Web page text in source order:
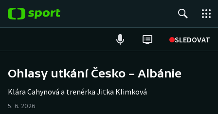
SLEDOVAT
Tenis
Ohlasy utkání Česko – Albánie
Klára Cahynová a trenérka Jitka Klimková
5. 6. 2026